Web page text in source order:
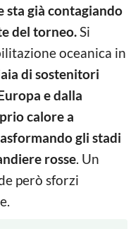
sta già contagiando
del torneo. Si
oceanica in
di sostenitori
e dalla
calore a
gli stadi
rosse . Un
però sforzi